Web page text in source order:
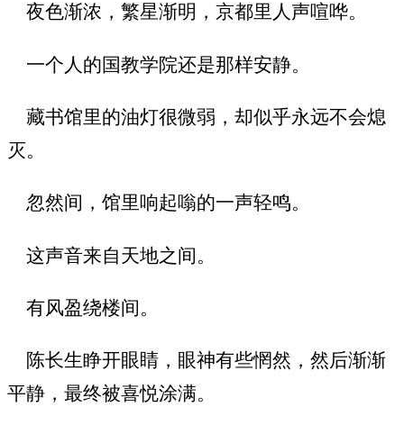
夜色渐浓，繁星渐明，京都里人声喧哗。
一个人的国教学院还是那样安静。
藏书馆里的油灯很微弱，却似乎永远不会熄
灭。
忽然间，馆里响起嗡的一声轻鸣。
这声音来自天地之间。
有风盈绕楼间。
陈长生睁开眼睛，眼神有些惘然，然后渐渐
平静，最终被喜悦涂满。